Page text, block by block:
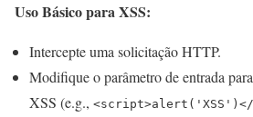
Uso Básico para XSS:
Intercepte uma solicitação HTTP.
Modifique o parâmetro de entrada
XSS (e.g.,